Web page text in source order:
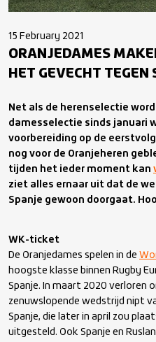
15 February 2021
ORANJEDAMES
HET GEVECHT TEGEN
Net als de herenselectie
damesselectie sinds januari
voorbereiding op de
nog voor de Oranjeheren
tijden het ieder moment kan
ziet alles ernaar uit dat de
Spanje gewoon doorgaat.
WK-ticket
De Oranjedames spelen in de
hoogste klasse binnen Rugby
Spanje. In maart 2020 verloren
zenuwslopende wedstrijd nipt
Spanje, die later in april zou
uitgesteld. Ook Spanje en